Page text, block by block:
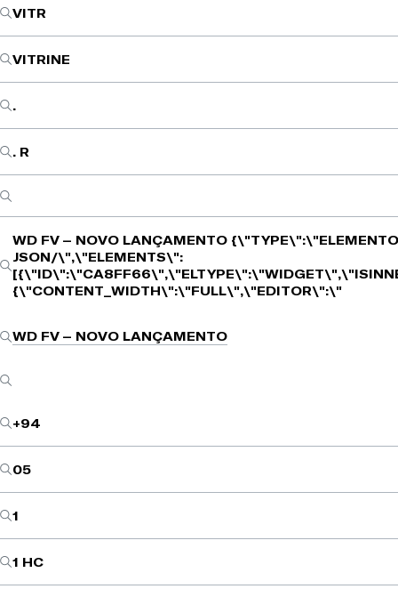
VITR
VITRINE
.
. R
WD FV – NOVO LANÇAMENTO
JSON/\",\"ELEMENTS\":
{\"CONTENT_WIDTH\":\"FULL\",\"EDITOR\":\"
WD FV – NOVO LANÇAMENTO
+94
05
1
1 HC